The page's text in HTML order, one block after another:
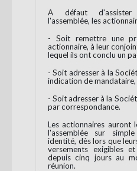
A défaut d'assister
l'assemblée, les
- Soit remettre une
actionnaire, à leur
lequel ils ont conclu un
- Soit adresser à la
indication de mandataire,
- Soit adresser à la
par correspondance.
Les actionnaires
l'assemblée sur
identité, dès lors que
versements exigibles
depuis cinq jours au
réunion.